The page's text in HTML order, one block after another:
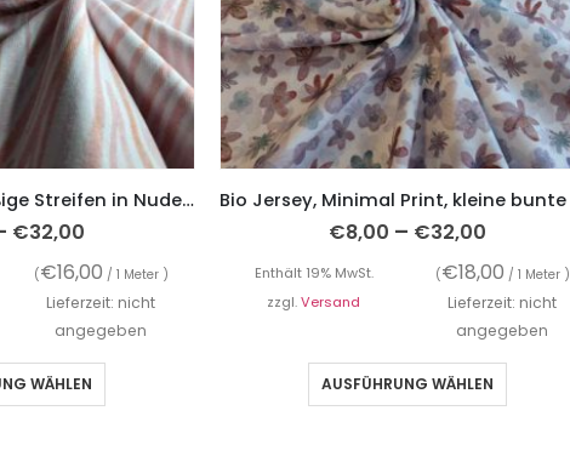
Jersey, Unregelmäßige Streifen in Nude und Rose auf Weiß – Digitaldruck
€32,00
(€16,00 / 1 Meter )
Lieferzeit: nicht
angegeben
WÄHLEN
€8,00 – €32,00
Enthält 19% MwSt. (€18,00 / 1 Meter )
zzgl.Versand
Lieferzeit: nicht
angegeben
AUSFÜHRUNG WÄHLEN